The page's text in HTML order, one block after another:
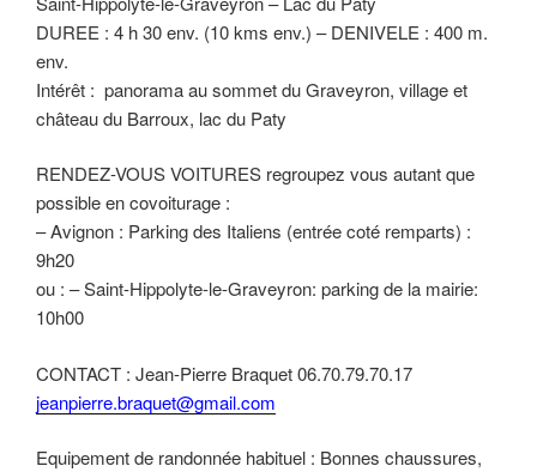
DUREE : 4 h 30 env. (10 kms env.) – DENIVELE : 400 m.
env.
Intérêt : panorama au sommet du Graveyron, village et
château du Barroux, lac du Paty
RENDEZ-VOUS VOITURES regroupez vous autant que
possible en covoiturage :
– Avignon : Parking des Italiens (entrée coté remparts) :
9h20
ou : – Saint-Hippolyte-le-Graveyron: parking de la mairie:
10h00
CONTACT : Jean-Pierre Braquet 06.70.79.70.17
jeanpierre.braquet@gmail.com
Equipement de randonnée habituel : Bonnes chaussures,